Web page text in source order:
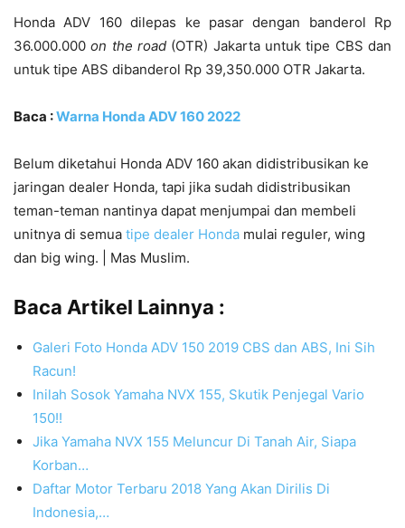
Honda ADV 160 dilepas ke pasar dengan banderol Rp
36.000.000on the road (OTR) Jakarta untuk tipe CBS dan
untuk tipe ABS dibanderol Rp 39,350.000 OTR Jakarta.
Baca :Warna Honda ADV 160 2022
Belum diketahui Honda ADV 160 akan didistribusikan ke
jaringan dealer Honda, tapi jika sudah didistribusikan
teman-teman nantinya dapat menjumpai dan membeli
unitnya di semua tipe dealer Honda mulai reguler, wing
dan big wing. | Mas Muslim.
Baca Artikel Lainnya :
Galeri Foto Honda ADV 150 2019 CBS dan ABS, Ini Sih
Racun!
Inilah Sosok Yamaha NVX 155, Skutik Penjegal Vario
150!!
Jika Yamaha NVX 155 Meluncur Di Tanah Air, Siapa
Korban…
Daftar Motor Terbaru 2018 Yang Akan Dirilis Di
Indonesia,…